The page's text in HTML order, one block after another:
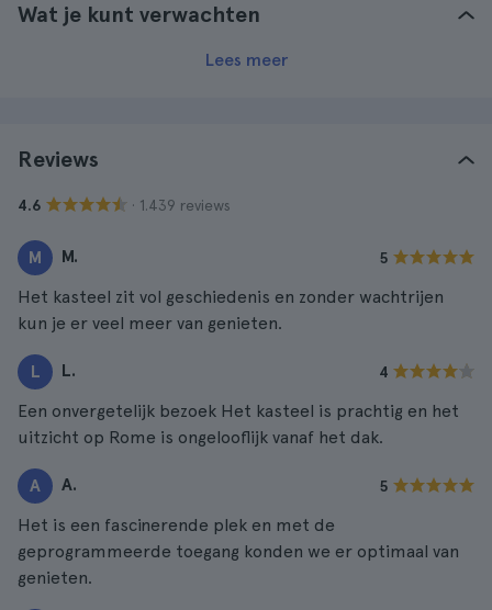
Wat je kunt verwachten
Lees meer
Reviews
4.6 · 1.439 reviews
M M. 5
Het kasteel zit vol geschiedenis en zonder wachtrijen
kun je er veel meer van genieten.
L L. 4
Een onvergetelijk bezoek Het kasteel is prachtig en het
uitzicht op Rome is ongelooflijk vanaf het dak.
A A. 5
Het is een fascinerende plek en met de
geprogrammeerde toegang konden we er optimaal van
genieten.